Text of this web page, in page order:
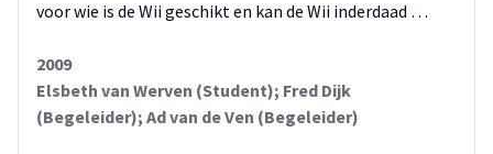
voor wie is de Wii geschikt en kan de Wii inderdaad …
2009
Elsbeth van Werven (Student); Fred Dijk
(Begeleider); Ad van de Ven (Begeleider)